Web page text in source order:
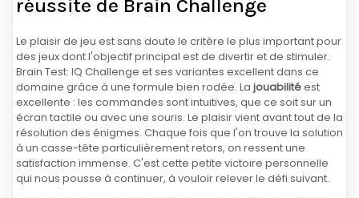
réussite de Brain Challenge
Le plaisir de jeu est sans doute le critère le plus important pour
des jeux dont l'objectif principal est de divertir et de stimuler.
Brain Test: IQ Challenge et ses variantes excellent dans ce
domaine grâce à une formule bien rodée. La jouabilitéest
excellente : les commandes sont intuitives, que ce soit sur un
écran tactile ou avec une souris. Le plaisir vient avant tout de la
résolution des énigmes. Chaque fois que l'on trouve la solution
à un casse-tête particulièrement retors, on ressent une
satisfaction immense. C'est cette petite victoire personnelle
qui nous pousse à continuer, à vouloir relever le défi suivant.